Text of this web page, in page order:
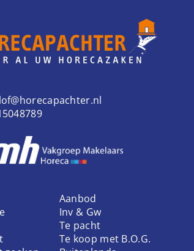
Aanbod
Inv & Gw
Te pacht
Te koop met B.O.G.